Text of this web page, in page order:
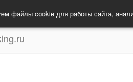
файлы cookie для работы сайта,